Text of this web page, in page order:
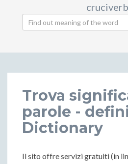
Trova
parole -
Dictionary
Il sito offre servizi gratuiti (in